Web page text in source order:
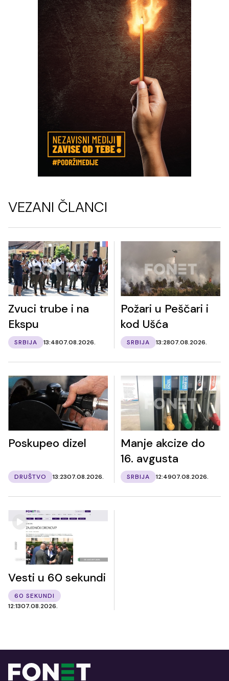
VEZANI ČLANCI
Zvuci trube i na
Ekspu
SRBIJA 13:4807.08.2026.
Požari u Peščari i
kod Ušća
SRBIJA 13:2807.08.2026.
Poskupeo dizel
DRUŠTVO 13:2307.08.2026.
Manje akcize do
16. avgusta
SRBIJA 12:4907.08.2026.
Vesti u 60 sekundi
60 SEKUNDI
12:1307.08.2026.